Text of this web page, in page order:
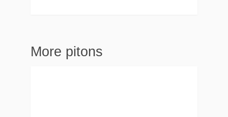
More pitons